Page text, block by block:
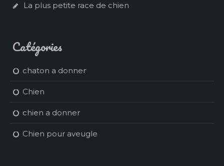
La plus petite race de chien
Catégories
chaton a donner
Chien
chien a donner
Chien pour aveugle